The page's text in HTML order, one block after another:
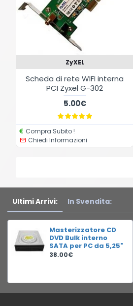
ZyXEL
Scheda di rete WIFI interna
PCI Zyxel G-302
5.00€
Compra Subito !
Chiedi Informazioni
Ultimi Arrivi: In Svendita:
Masterizzatore CD
DVD Bulk interno
SATA per PC da 5,25"
38.00€